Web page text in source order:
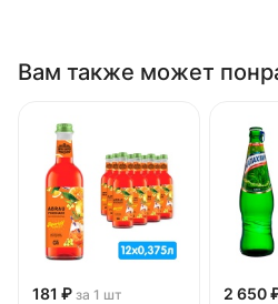
Вам также может
181 ₽ за 1 шт
2 650